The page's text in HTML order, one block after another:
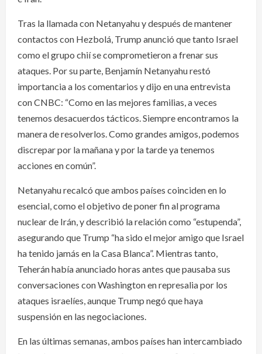
Tras la llamada con Netanyahu y después de mantener
contactos con Hezbolá, Trump anunció que tanto Israel
como el grupo chií se comprometieron a frenar sus
ataques. Por su parte, Benjamín Netanyahu restó
importancia a los comentarios y dijo en una entrevista
con CNBC: “Como en las mejores familias, a veces
tenemos desacuerdos tácticos. Siempre encontramos la
manera de resolverlos. Como grandes amigos, podemos
discrepar por la mañana y por la tarde ya tenemos
acciones en común”.
Netanyahu recalcó que ambos países coinciden en lo
esencial, como el objetivo de poner fin al programa
nuclear de Irán, y describió la relación como “estupenda”,
asegurando que Trump “ha sido el mejor amigo que Israel
ha tenido jamás en la Casa Blanca”. Mientras tanto,
Teherán había anunciado horas antes que pausaba sus
conversaciones con Washington en represalia por los
ataques israelíes, aunque Trump negó que haya
suspensión en las negociaciones.
En las últimas semanas, ambos países han intercambiado